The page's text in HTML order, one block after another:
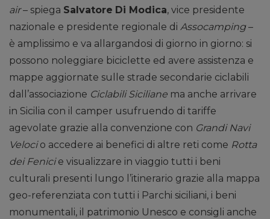
air– spiega Salvatore Di Modica, vice presidente
nazionale e presidente regionale di Assocamping–
è amplissimo e va allargandosi di giorno in giorno: si
possono noleggiare biciclette ed avere assistenza e
mappe aggiornate sulle strade secondarie ciclabili
dall’associazione Ciclabili Siciliane ma anche arrivare
in Sicilia con il camper usufruendo di tariffe
agevolate grazie alla convenzione con Grandi Navi
Velocio accedere ai benefici di altre reti come Rotta
dei Fenicie visualizzare in viaggio tutti i beni
culturali presenti lungo l’itinerario grazie alla mappa
geo-referenziata con tutti i Parchi siciliani, i beni
monumentali, il patrimonio Unesco e consigli anche